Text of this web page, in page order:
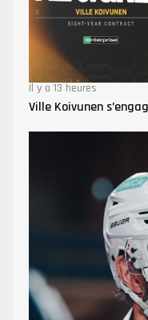
Il y a 13 heures
Ville Koivunen